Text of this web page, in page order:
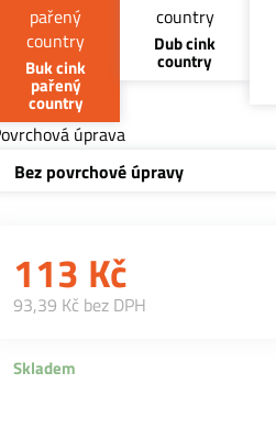
Buk cink
pařený
country
Dub cink
country
úprava
Bez povrchové úpravy
113 Kč
93,39 Kč bez DPH
Skladem